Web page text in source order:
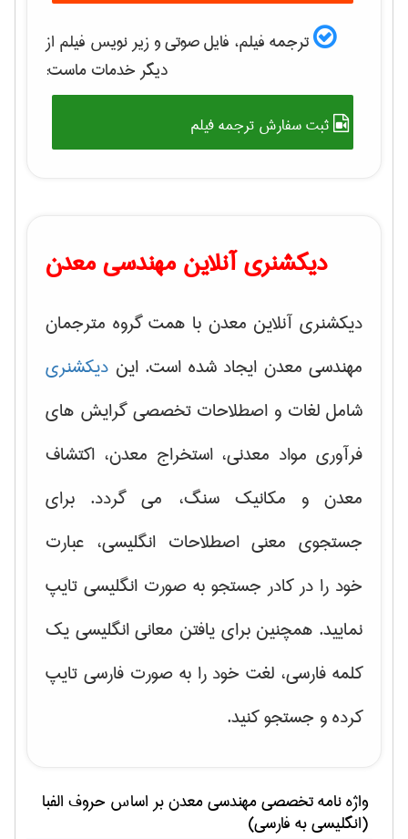
ترجمه فیلم، فایل صوتی و زیر نویس فیلم از
دیگر خدمات ماست:
ثبت سفارش ترجمه فیلم
دیکشنری آنلاین مهندسی معدن
دیکشنری آنلاین معدن با همت گروه مترجمان
مهندسی معدن ایجاد شده است. این دیکشنری
شامل لغات و اصطلاحات تخصصی گرایش های
فرآوری مواد معدنی، استخراج معدن، اکتشاف
معدن و مکانیک سنگ، می گردد. برای
جستجوی معنی اصطلاحات انگلیسی، عبارت
خود را در کادر جستجو به صورت انگلیسی تایپ
نمایید. همچنین برای یافتن معانی انگلیسی یک
کلمه فارسی، لغت خود را به صورت فارسی تایپ
کرده و جستجو کنید.
واژه نامه تخصصیمهندسی معدنبر اساس حروف الفبا
(انگلیسی به فارسی)